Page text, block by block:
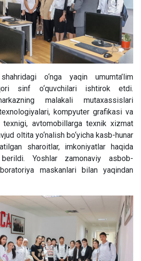
o‘nga yaqin umumta’lim
sinf o‘quvchilari ishtirok etdi.
malakali mutaxassislari
kompyuter grafikasi va
avtomobillarga texnik xizmat
oltita yo‘nalish bo‘yicha kasb-hunar
sharoitlar, imkoniyatlar haqida
Yoshlar zamonaviy asbob-
maskanlari bilan yaqindan